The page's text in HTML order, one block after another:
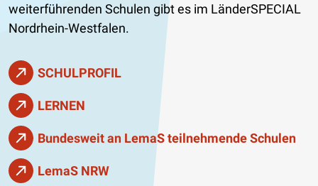
weiterführenden Schulen gibt es im LänderSPECIAL
Nordrhein-Westfalen.
SCHULPROFIL
LERNEN
Bundesweit an LemaS teilnehmende Schulen
LemaS NRW